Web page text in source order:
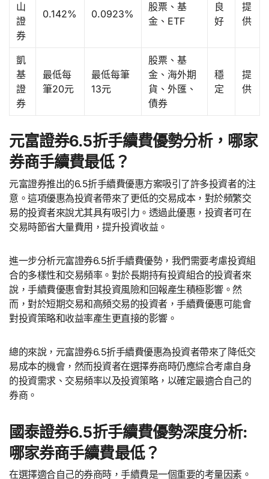
山
證
券
0.142% 0.0923%
股票、基
金、ETF
良
好
提
供
凱
基
證
券
最低每
筆20元
最低每筆
13元
股票、基
金、海外期
貨、外匯、
債券
穩
定
提
供
元富證券6.5折手續費優勢分析，哪家
券商手續費最低？
元富證券推出的6.5折手續費優惠方案吸引了許多投資者的注
意。這項優惠為投資者帶來了更低的交易成本，對於頻繁交
易的投資者來說尤其具有吸引力。透過此優惠，投資者可在
交易時節省大量費用，提升投資收益。
進一步分析元富證券6.5折手續費優勢，我們需要考慮投資組
合的多樣性和交易頻率。對於長期持有投資組合的投資者來
說，手續費優惠會對其投資風險和回報產生積極影響。然
而，對於短期交易和高頻交易的投資者，手續費優惠可能會
對投資策略和收益率產生更直接的影響。
總的來說，元富證券6.5折手續費優惠為投資者帶來了降低交
易成本的機會，然而投資者在選擇券商時仍應綜合考慮自身
的投資需求、交易頻率以及投資策略，以確定最適合自己的
券商。
國泰證券6.5折手續費優勢深度分析:
哪家券商手續費最低？
在選擇適合自己的券商時，手續費是一個重要的考量因素。